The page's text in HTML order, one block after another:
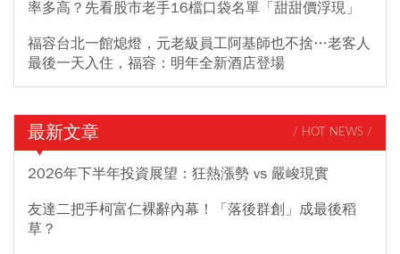
率多高？先看股市老手16檔口袋名單「甜甜價浮現」
福容台北一館熄燈，元老級員工阿基師也不捨…老客人
最後一天入住，福容：明年全新酒店登場
最新文章 / HOT NEWS /
2026年下半年投資展望：狂熱漲勢 vs 嚴峻現實
友達二把手柯富仁裸辭內幕！「落後群創」成最後稻
草？